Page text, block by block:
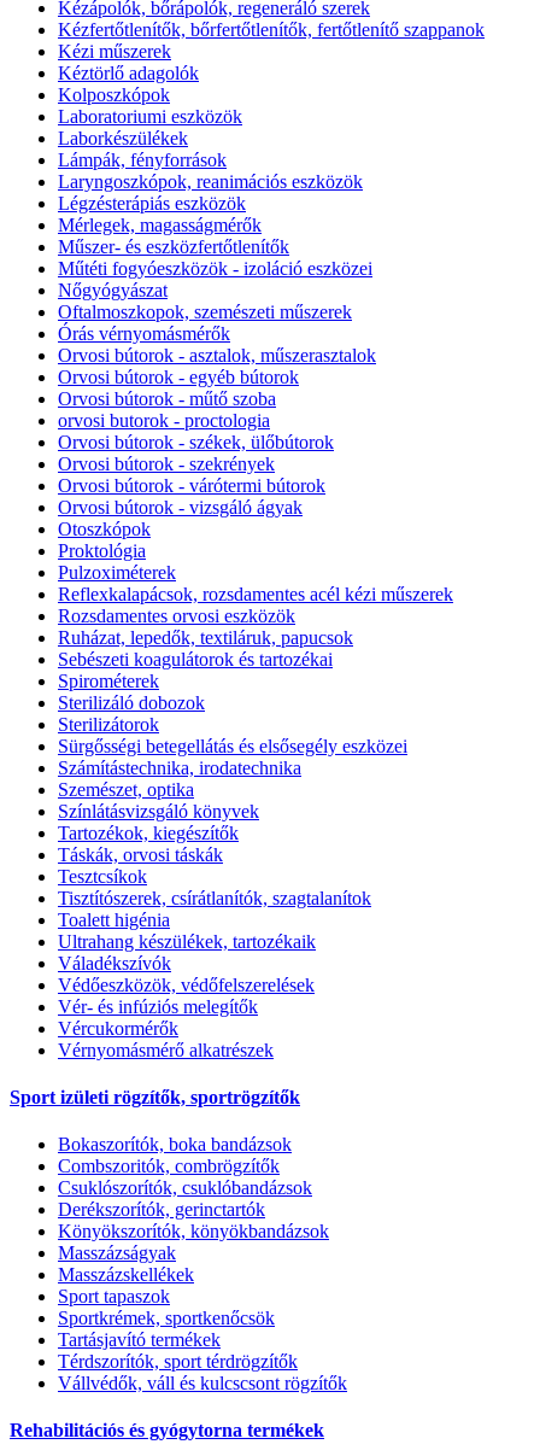
Kézápolók, bőrápolók, regeneráló szerek
Kézfertőtlenítők, bőrfertőtlenítők, fertőtlenítő szappanok
Kézi műszerek
Kéztörlő adagolók
Kolposzkópok
Laboratoriumi eszközök
Laborkészülékek
Lámpák, fényforrások
Laryngoszkópok, reanimációs eszközök
Légzésterápiás eszközök
Mérlegek, magasságmérők
Műszer- és eszközfertőtlenítők
Műtéti fogyóeszközök - izoláció eszközei
Nőgyógyászat
Oftalmoszkopok, szemészeti műszerek
Órás vérnyomásmérők
Orvosi bútorok - asztalok, műszerasztalok
Orvosi bútorok - egyéb bútorok
Orvosi bútorok - műtő szoba
orvosi butorok - proctologia
Orvosi bútorok - székek, ülőbútorok
Orvosi bútorok - szekrények
Orvosi bútorok - várótermi bútorok
Orvosi bútorok - vizsgáló ágyak
Otoszkópok
Proktológia
Pulzoximéterek
Reflexkalapácsok, rozsdamentes acél kézi műszerek
Rozsdamentes orvosi eszközök
Ruházat, lepedők, textiláruk, papucsok
Sebészeti koagulátorok és tartozékai
Spirométerek
Sterilizáló dobozok
Sterilizátorok
Sürgősségi betegellátás és elsősegély eszközei
Számítástechnika, irodatechnika
Szemészet, optika
Színlátásvizsgáló könyvek
Tartozékok, kiegészítők
Táskák, orvosi táskák
Tesztcsíkok
Tisztítószerek, csírátlanítók, szagtalanítok
Toalett higénia
Ultrahang készülékek, tartozékaik
Váladékszívók
Védőeszközök, védőfelszerelések
Vér- és infúziós melegítők
Vércukormérők
Vérnyomásmérő alkatrészek
Sport izületi rögzítők, sportrögzítők
Bokaszorítók, boka bandázsok
Combszoritók, combrögzítők
Csuklószorítók, csuklóbandázsok
Derékszorítók, gerinctartók
Könyökszorítók, könyökbandázsok
Masszázságyak
Masszázskellékek
Sport tapaszok
Sportkrémek, sportkenőcsök
Tartásjavító termékek
Térdszorítók, sport térdrögzítők
Vállvédők, váll és kulcscsont rögzítők
Rehabilitációs és gyógytorna termékek